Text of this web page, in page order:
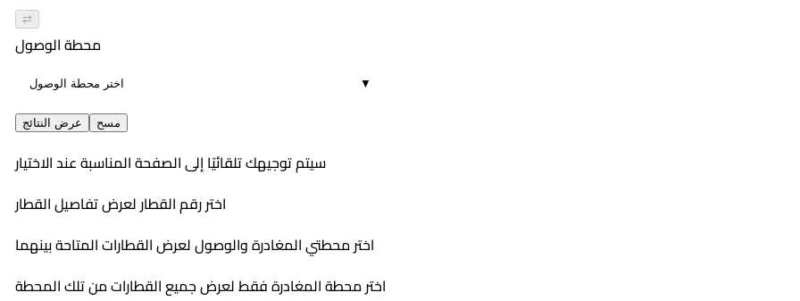
⇄
محطة الوصول
▼
عرض النتائج مسح
سيتم توجيهك تلقائيًا إلى الصفحة المناسبة عند الاختيار
اختر رقم القطار لعرض تفاصيل القطار
اختر محطتي المغادرة والوصول لعرض القطارات المتاحة بينهما
اختر محطة المغادرة فقط لعرض جميع القطارات من تلك المحطة